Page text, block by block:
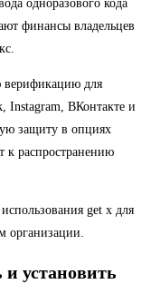
одноразового кода
финансы владельцев
верификацию для
Instagram, ВКонтакте и
защиту в опциях
к распространению
get x для
организации.
установить